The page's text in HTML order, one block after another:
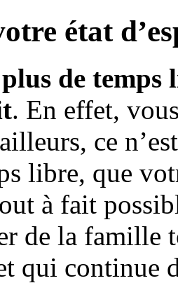
état
de temps
. En effet,
ce
libre, que
à fait
de la famille
qui continue